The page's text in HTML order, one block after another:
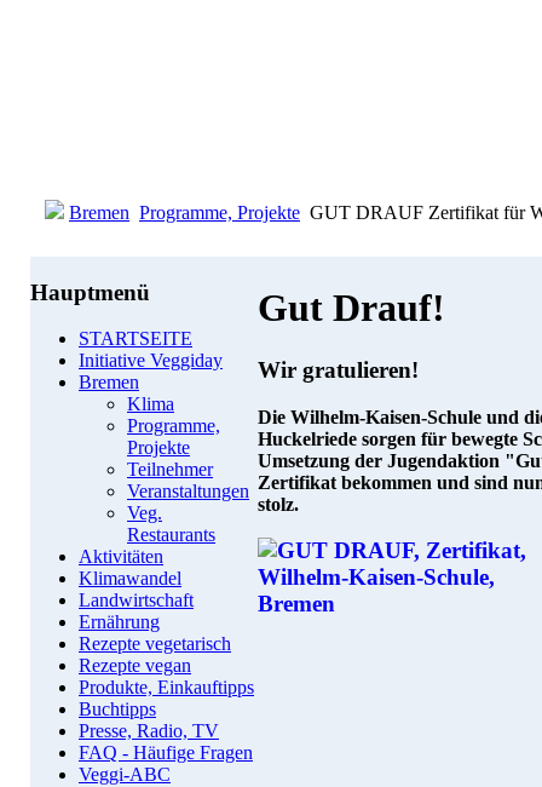
Bremen Programme, Projekte GUT DRAUF Zertifikat für
Hauptmenü
STARTSEITE
Initiative Veggiday
Bremen
Klima
Programme,
Projekte
Teilnehmer
Veranstaltungen
Veg.
Restaurants
Aktivitäten
Klimawandel
Landwirtschaft
Ernährung
Rezepte vegetarisch
Rezepte vegan
Produkte, Einkauftipps
Buchtipps
Presse, Radio, TV
FAQ - Häufige Fragen
Veggi-ABC
Gut Drauf!
Wir gratulieren!
Die Wilhelm-Kaisen-Schule und
Huckelriede sorgen für bewegte
Umsetzung der Jugendaktion
Zertifikat bekommen und sind
stolz.